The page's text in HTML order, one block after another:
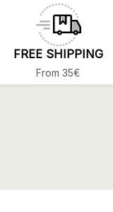
FREE SHIPPING
From 35€